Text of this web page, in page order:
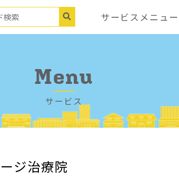
サービスメニュー
Menu
サービス
ジ治療院